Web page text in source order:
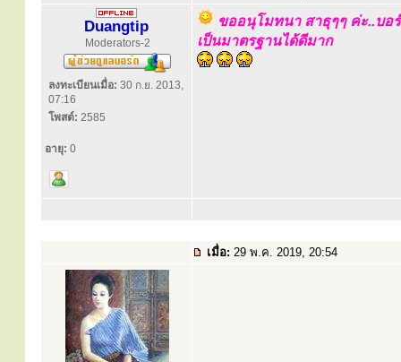
Duangtip
Moderators-2
ลงทะเบียนเมื่อ: 30 ก.ย. 2013,
07:16
โพสต์: 2585
อายุ: 0
ขออนุโมทนา สาธุๆๆ ค่ะ..บอ
เป็นมาตรฐานได้ดีมาก
เมื่อ: 29 พ.ค. 2019, 20:54